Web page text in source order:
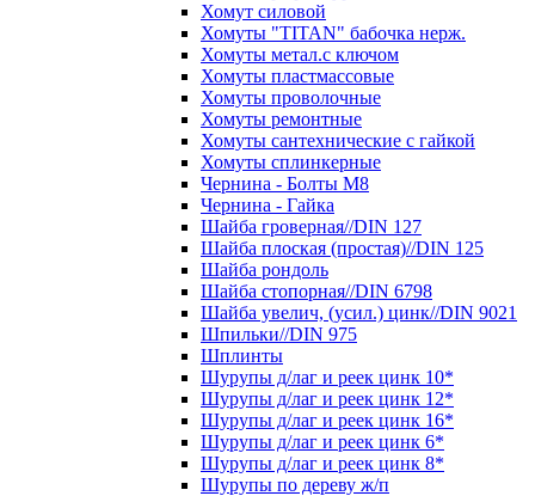
Хомут силовой
Хомуты "TITAN" бабочка нерж.
Хомуты метал.с ключом
Хомуты пластмассовые
Хомуты проволочные
Хомуты ремонтные
Хомуты сантехнические с гайкой
Хомуты сплинкерные
Чернина - Болты М8
Чернина - Гайка
Шайба гроверная//DIN 127
Шайба плоская (простая)//DIN 125
Шайба рондоль
Шайба стопорная//DIN 6798
Шайба увелич, (усил.) цинк//DIN 9021
Шпильки//DIN 975
Шплинты
Шурупы д/лаг и реек цинк 10*
Шурупы д/лаг и реек цинк 12*
Шурупы д/лаг и реек цинк 16*
Шурупы д/лаг и реек цинк 6*
Шурупы д/лаг и реек цинк 8*
Шурупы по дереву ж/п